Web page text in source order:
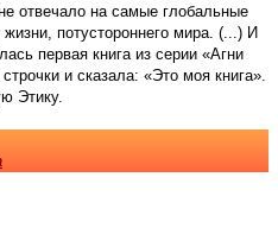
отвечало на самые глобальные
потустороннего мира. (...) И
первая книга из серии «Агни
и сказала: «Это моя книга».
Этику.